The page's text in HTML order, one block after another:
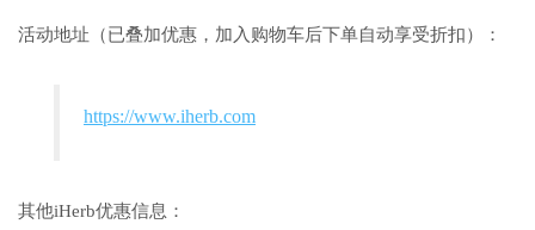
活动地址（已叠加优惠，加入购物车后下单自动享受折扣）：
https://www.iherb.com
其他iHerb优惠信息：